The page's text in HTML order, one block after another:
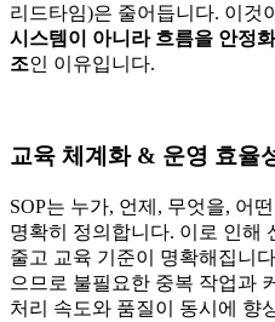
리드타임)은 줄어듭니다. 이것
시스템이 아니라 흐름을 안정
조인 이유입니다.
교육 체계화 & 운영 효율
SOP는 누가, 언제, 무엇을, 어
명확히 정의합니다. 이로 인해
줄고 교육 기준이 명확해집니
으므로 불필요한 중복 작업과
처리 속도와 품질이 동시에 향